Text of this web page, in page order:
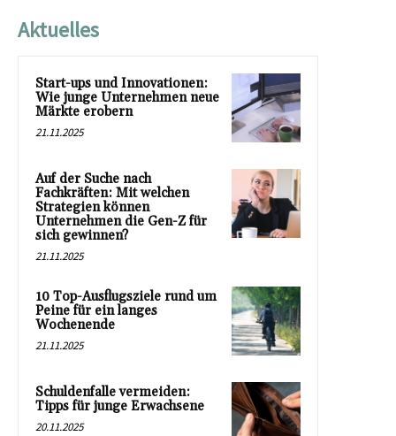
Aktuelles
Start-ups und Innovationen:
Wie junge Unternehmen neue
Märkte erobern
21.11.2025
Auf der Suche nach
Fachkräften: Mit welchen
Strategien können
Unternehmen die Gen-Z für
sich gewinnen?
21.11.2025
10 Top-Ausflugsziele rund um
Peine für ein langes
Wochenende
21.11.2025
Schuldenfalle vermeiden:
Tipps für junge Erwachsene
20.11.2025